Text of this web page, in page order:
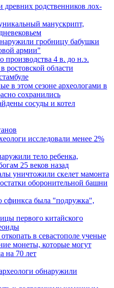
древних родственников лох-
манускрипт,
гробницу бабушки
армии"
4 в. до н.э.
ростовской области
в этом сезоне археологами в
сохранились
сосуды и котел
исследовали менее 2%
тело ребенка,
25 веков назад
уничтожили скелет мамонта
оборонительной башни
сфинкса была "подружка",
первого китайского
в севастополе ученые
монеты, которые могут
на 70 лет
обнаружили